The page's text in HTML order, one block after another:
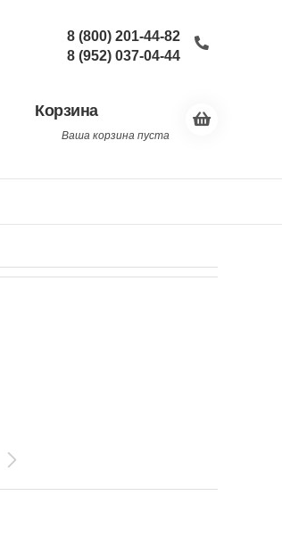
8 (800) 201-44-82
8 (952) 037-04-44
Корзина
Ваша корзина пуста